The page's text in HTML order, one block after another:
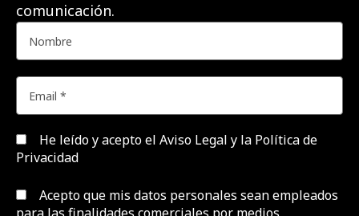
comunicación.
He leído y acepto el Aviso Legal y la Política de
Privacidad
Acepto que mis datos personales sean empleados